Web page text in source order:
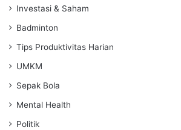
Investasi & Saham
Badminton
Tips Produktivitas Harian
UMKM
Sepak Bola
Mental Health
Politik